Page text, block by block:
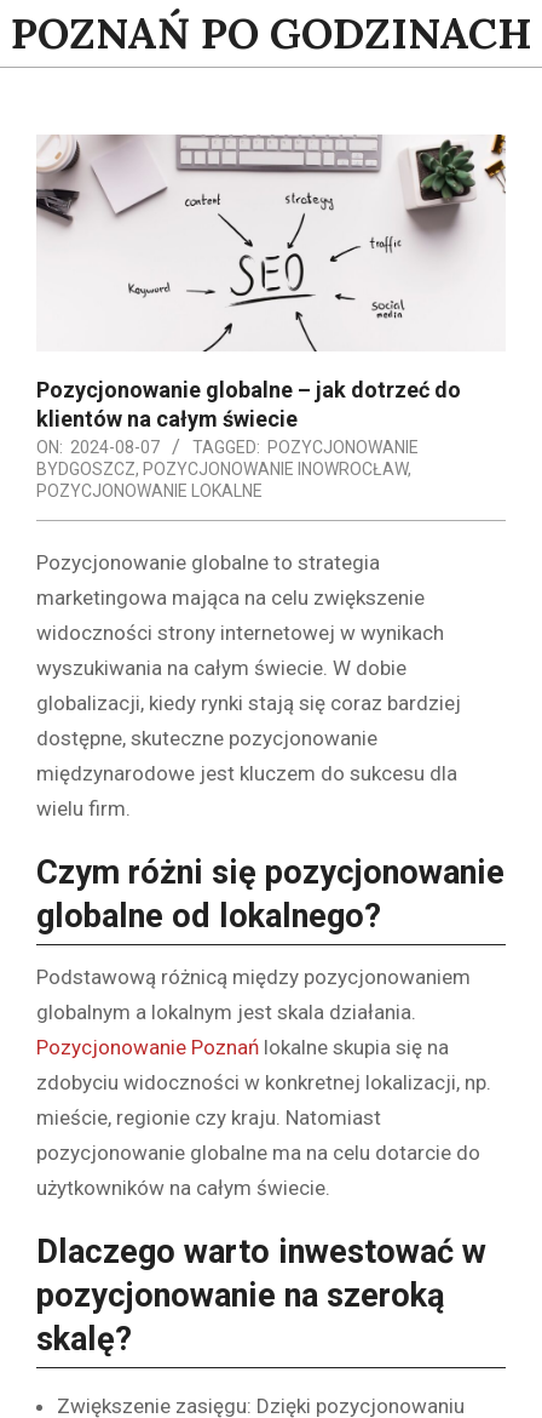
to
content
POZNAŃ PO GODZINACH
Pozycjonowanie globalne – jak dotrzeć do
klientów na całym świecie
ON: 2024-08-07 TAGGED: POZYCJONOWANIE
BYDGOSZCZ, POZYCJONOWANIE INOWROCŁAW,
POZYCJONOWANIE LOKALNE
Pozycjonowanie globalne to strategia
marketingowa mająca na celu zwiększenie
widoczności strony internetowej w wynikach
wyszukiwania na całym świecie. W dobie
globalizacji, kiedy rynki stają się coraz bardziej
dostępne, skuteczne pozycjonowanie
międzynarodowe jest kluczem do sukcesu dla
wielu firm.
Czym różni się pozycjonowanie
globalne od lokalnego?
Podstawową różnicą między pozycjonowaniem
globalnym a lokalnym jest skala działania.
Pozycjonowanie Poznań lokalne skupia się na
zdobyciu widoczności w konkretnej lokalizacji, np.
mieście, regionie czy kraju. Natomiast
pozycjonowanie globalne ma na celu dotarcie do
użytkowników na całym świecie.
Dlaczego warto inwestować w
pozycjonowanie na szeroką
skalę?
Zwiększenie zasięgu: Dzięki pozycjonowaniu